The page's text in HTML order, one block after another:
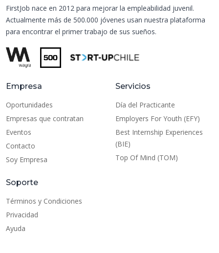
FirstJob nace en 2012 para mejorar la empleabilidad juvenil.
Actualmente más de 500.000 jóvenes usan nuestra plataforma
para encontrar el primer trabajo de sus sueños.
Empresa
Oportunidades
Empresas que contratan
Eventos
Contacto
Soy Empresa
Servicios
Día del Practicante
Employers For Youth (EFY)
Best Internship Experiences
(BIE)
Top Of Mind (TOM)
Soporte
Términos y Condiciones
Privacidad
Ayuda